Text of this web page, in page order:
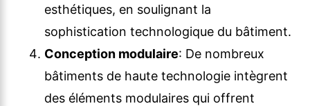
esthétiques, en soulignant la
sophistication technologique du bâtiment.
Conception modulaire: De nombreux
bâtiments de haute technologie intègrent
des éléments modulaires qui offrent